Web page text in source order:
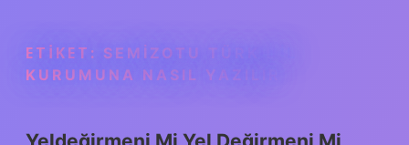
ETIKET: SEMIZOTU TÜRK DIL
KURUMUNA NASIL YAZILIR